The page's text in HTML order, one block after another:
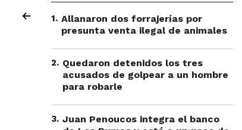
1. Allanaron dos forrajerías por
presunta venta ilegal de animales
2. Quedaron detenidos los tres
acusados de golpear a un hombre
para robarle
3. Juan Penoucos integra el banco